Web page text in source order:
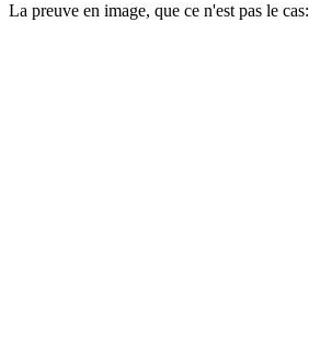
La preuve en image, que ce n'est pas le cas: